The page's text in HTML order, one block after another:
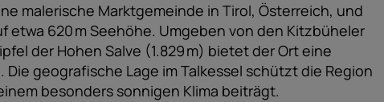
malerische Marktgemeinde in Tirol, Österreich, und
etwa 620 m Seehöhe. Umgeben von den Kitzbüheler
der Hohen Salve (1.829 m) bietet der Ort eine
geografische Lage im Talkessel schützt die Region
besonders sonnigen Klima beiträgt.